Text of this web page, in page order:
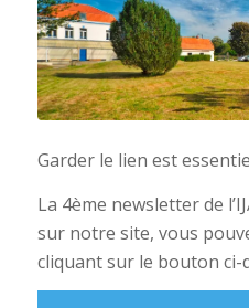
Garder le lien est
La 4ème newsletter de
sur notre site, vous
cliquant sur le bouton ci-